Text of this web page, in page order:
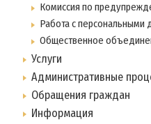
Комиссия по
Работа с персональными
Общественное
Услуги
Административные
Обращения граждан
Информация